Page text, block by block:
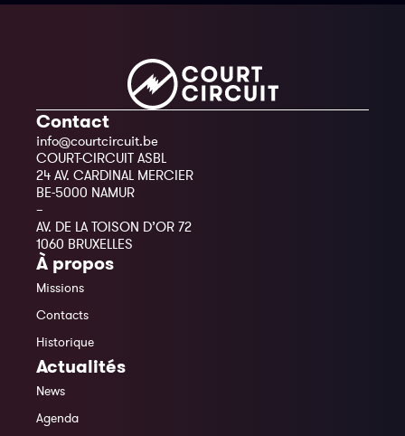
Contact
info@courtcircuit.be
COURT-CIRCUIT ASBL
24 AV. CARDINAL MERCIER
BE-5000 NAMUR
–
AV. DE LA TOISON D’OR 72
1060 BRUXELLES
À propos
Missions
Contacts
Historique
Actualités
News
Agenda